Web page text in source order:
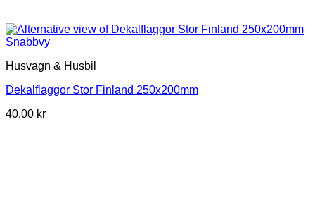
Snabbvy
Husvagn & Husbil
Dekalflaggor Stor Finland 250x200mm
40,00 kr